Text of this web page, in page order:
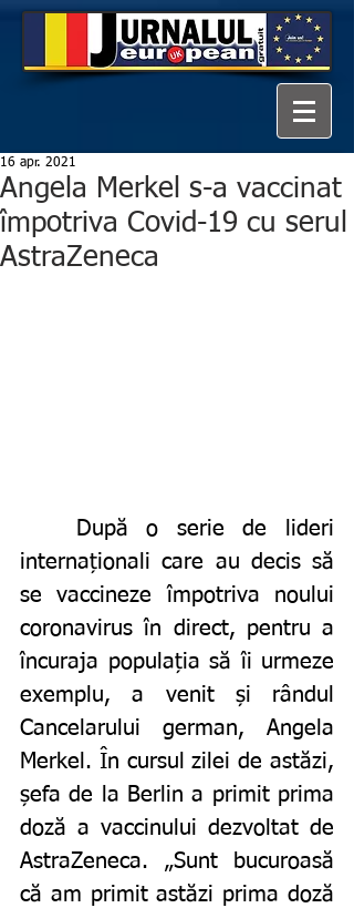
Angela Merkel s-a vaccinat
împotriva Covid-19 cu serul
AstraZeneca
16 apr. 2021
internaționali care au decis să
se vaccineze împotriva noului
coronavirus în direct, pentru a
încuraja populația să îi urmeze
exemplu, a venit și rândul
Cancelarului german, Angela
Merkel. În cursul zilei de astăzi,
șefa de la Berlin a primit prima
doză a vaccinului dezvoltat de
AstraZeneca. „Sunt bucuroasă
că am primit astăzi prima doză